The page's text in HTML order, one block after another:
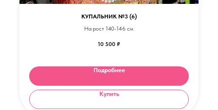
КУПАЛЬНИК №3 (6)
На рост 140-146 см
10 500 ₽
Подробнее
Купить